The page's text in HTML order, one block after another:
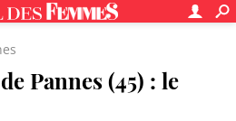
Pannes (45) : le